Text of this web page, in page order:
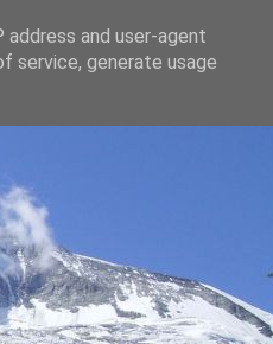
and user-agent
service, generate usage